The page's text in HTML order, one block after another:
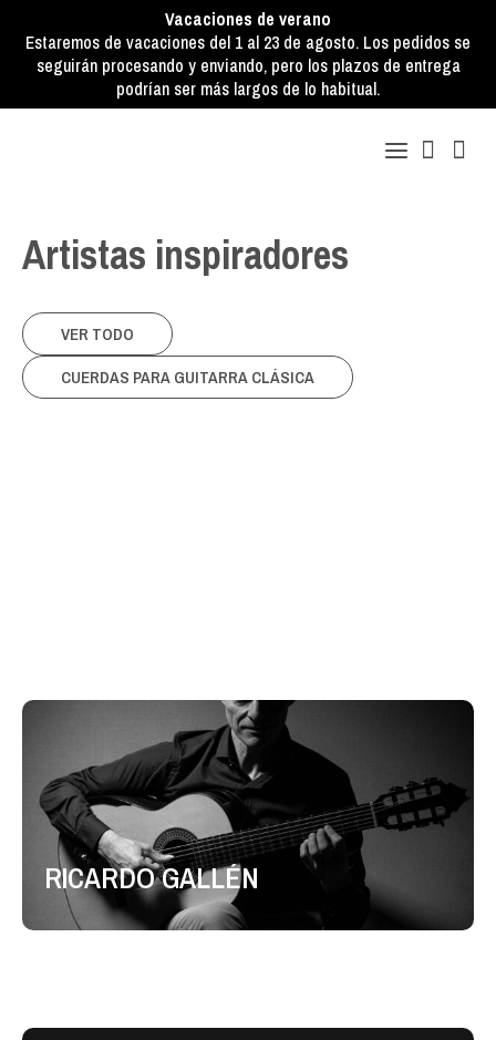
Vacaciones de verano
Estaremos de vacaciones del 1 al 23 de agosto. Los pedidos se
seguirán procesando y enviando, pero los plazos de entrega
podrían ser más largos de lo habitual.
Artistas inspiradores
VER TODO
CUERDAS PARA GUITARRA CLÁSICA
RICARDO GALLÉN